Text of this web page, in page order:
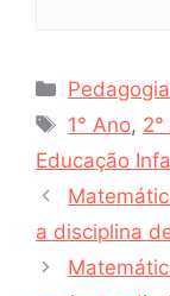
Categorias
Pedagogia
Tags
1° Ano,
Educação
a disciplina